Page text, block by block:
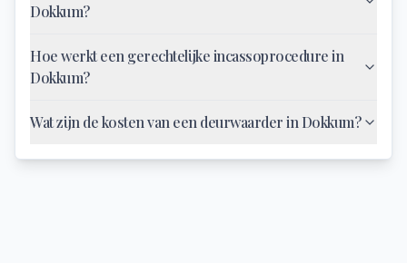
Dokkum?
Hoe werkt een gerechtelijke incassoprocedure in
Dokkum?
Wat zijn de kosten van een deurwaarder in Dokkum?